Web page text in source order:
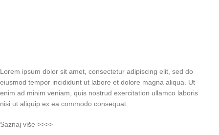
Lorem ipsum dolor sit amet, consectetur adipiscing elit, sed do
eiusmod tempor incididunt ut labore et dolore magna aliqua. Ut
enim ad minim veniam, quis nostrud exercitation ullamco laboris
nisi ut aliquip ex ea commodo consequat.
Saznaj više >>>>